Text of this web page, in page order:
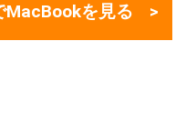
MacBookを見る